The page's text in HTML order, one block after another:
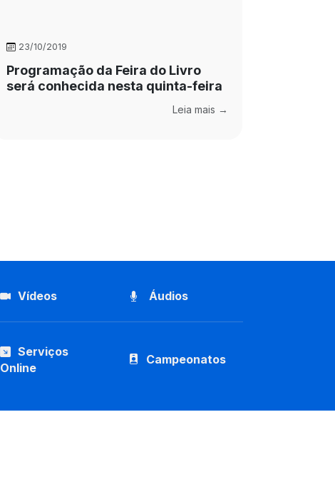
23/10/2019
Programação da Feira do Livro
será conhecida nesta quinta-feira
Leia mais →
Vídeos Áudios
Serviços
Online
Campeonatos